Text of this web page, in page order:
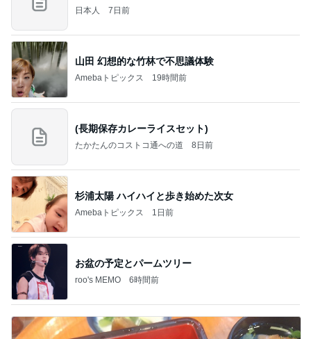
日本人 7日前
山田 幻想的な竹林で不思議体験
Amebaトピックス 19時間前
(長期保存カレーライスセット)
たかたんのコストコ通への道 8日前
杉浦太陽 ハイハイと歩き始めた次女
Amebaトピックス 1日前
お盆の予定とパームツリー
roo's MEMO 6時間前